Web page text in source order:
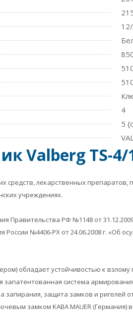
4
5
Valberg TS-4/
средств, лекарственных
учреждениях.
Правительства РФ №1148 от
№4406-РХ от 24.06.2008 г. «Об
обладает устойчивостью к взлому
запатентованная система
запирания, защита замков и
замком KABA MAUER